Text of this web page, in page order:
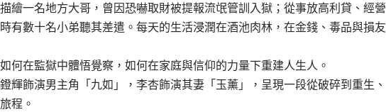
繪一名地方大哥，曾因恐嚇取財被提報流氓管訓入獄；從事放高利貸、經營
有數十名小弟聽其差遣。每天的生活浸潤在酒池肉林，在金錢、毒品與損友
何在監獄中體悟覺察，如何在家庭與信仰的力量下重建人生人。
輝飾演男主角「九如」，李杏飾演其妻「玉薰」，呈現一段從破碎到重生、
程。